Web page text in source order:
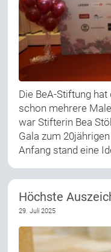
Die BeA-Stiftung
schon mehrere
war Stifterin Bea
Gala zum
Anfang stand eine
Höchste
29. Juli 2025